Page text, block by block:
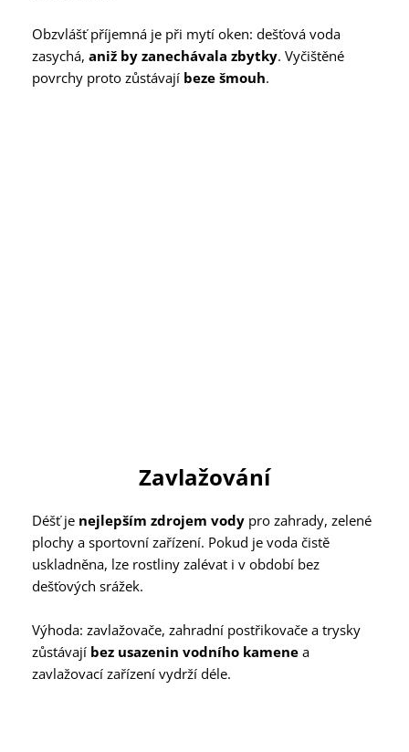
Obzvlášť příjemná je při mytí oken: dešťová voda
zasychá, aniž by zanechávala zbytky. Vyčištěné
povrchy proto zůstávají beze šmouh.
Zavlažování
Déšť je nejlepším zdrojem vody pro zahrady, zelené
plochy a sportovní zařízení. Pokud je voda čistě
uskladněna, lze rostliny zalévat i v období bez
dešťových srážek.
Výhoda: zavlažovače, zahradní postřikovače a trysky
zůstávají bez usazenin vodního kamene a
zavlažovací zařízení vydrží déle.